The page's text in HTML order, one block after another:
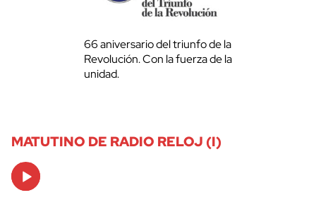
66 aniversario del triunfo de la
Revolución. Con la fuerza de la
unidad.
MATUTINO DE RADIO RELOJ (I)
Audio
Player